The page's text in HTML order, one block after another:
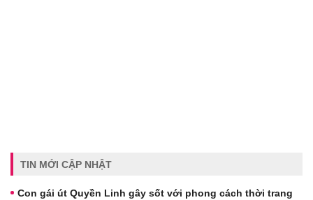
TIN MỚI CẬP NHẬT
Con gái út Quyền Linh gây sốt với phong cách thời trang